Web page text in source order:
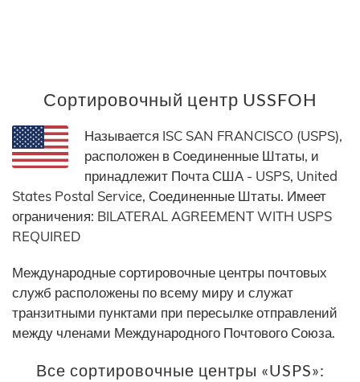
Сортировочный центр USSFOH
Называется ISC SAN FRANCISCO (USPS),
расположен в Соединенные Штаты, и
принадлежит Почта США - USPS, United
States Postal Service, Соединенные Штаты. Имеет
ограничения: BILATERAL AGREEMENT WITH USPS
REQUIRED
Международные сортировочные центры почтовых
служб расположены по всему миру и служат
транзитными пунктами при пересылке отправлений
между членами Международного Почтового Союза.
Все сортировочные центры «USPS»: